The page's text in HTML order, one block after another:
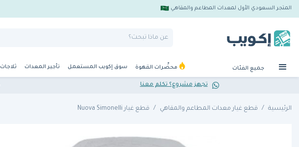
المتجر السعودي الأول لمعدات المطاعم والمقاهي
جميع الفئات محضِّرات القهوة سوق إكويب المستعمل تأجير المعدات ثلاجات
تجهز مشروع؟ تكلم معنا
الرئيسية قطع غيار معدات المطاعم والمقاهي قطع غيار Nuova Simonelli